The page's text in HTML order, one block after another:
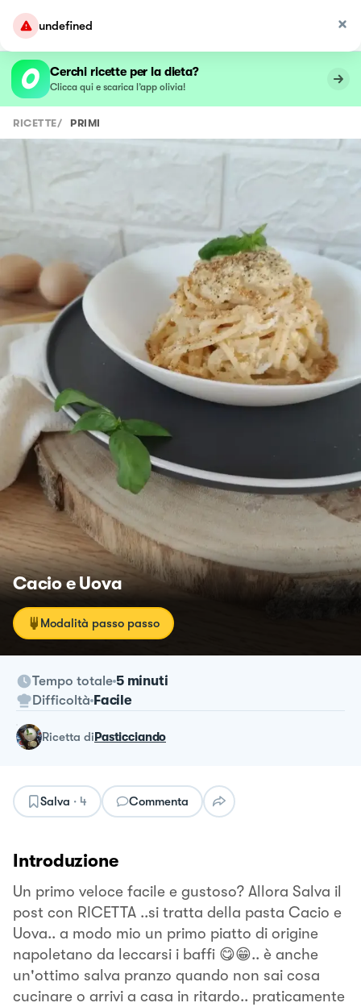
undefined
Cerchi ricette per la dieta?
Clicca qui e scarica l’app olivia!
RICETTE/ PRIMI
Cacio e Uova
Modalità passo passo
Tempo totale 5 minuti
Difficoltà Facile
ricetta diPasticciando
Salva · 4 Commenta
Introduzione
Un primo veloce facile e gustoso? Allora Salva il
post con RICETTA ..si tratta della pasta Cacio e
Uova.. a modo mio un primo piatto di origine
napoletano da leccarsi i baffi 😋😁.. è anche
un'ottimo salva pranzo quando non sai cosa
cucinare o arrivi a casa in ritardo.. praticamente